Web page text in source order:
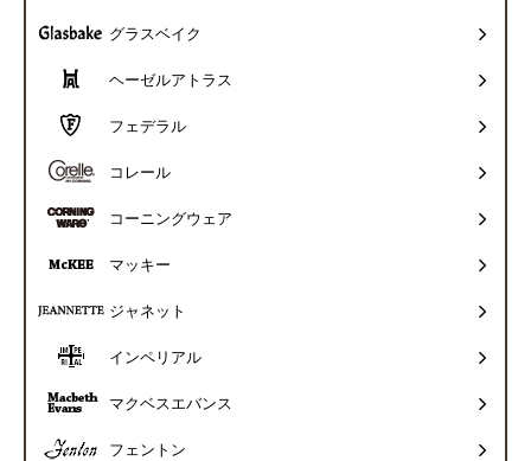
グラスベイク
ヘーゼルアトラス
フェデラル
コレール
コーニングウェア
マッキー
ジャネット
インペリアル
マクベスエバンス
フェントン